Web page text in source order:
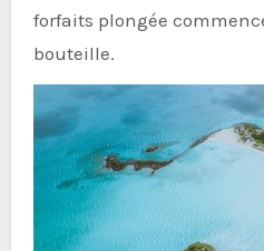
forfaits plongée
bouteille.